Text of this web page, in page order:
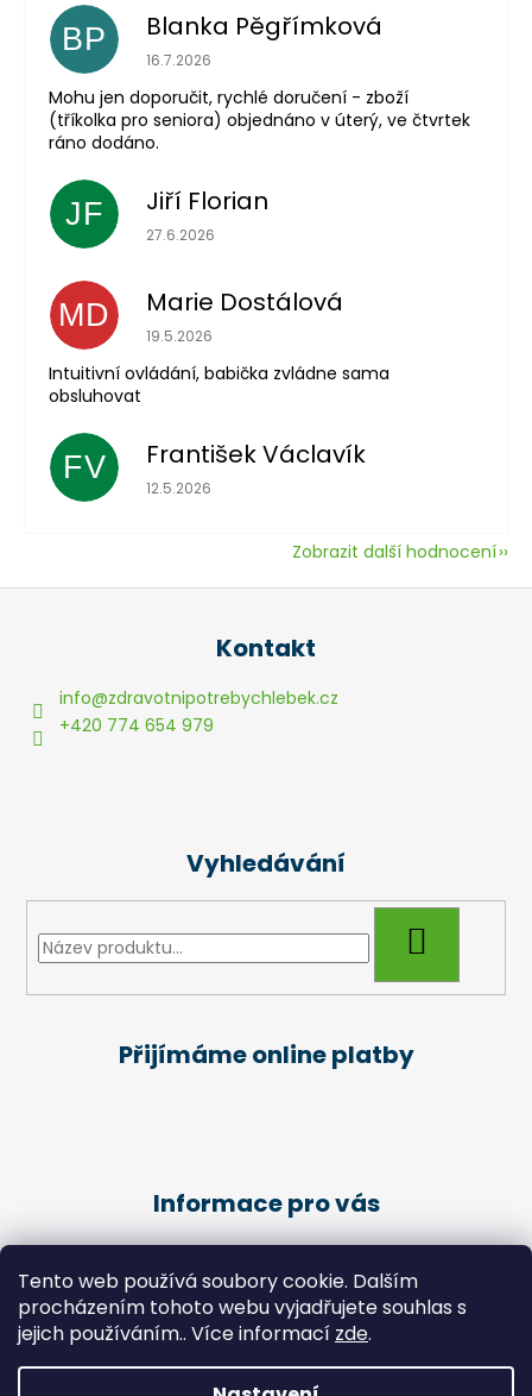
Tento web používá soubory cookie. Dalším
procházením tohoto webu vyjadřujete souhlas s
jejich používáním.. Více informací zde.
BP Blanka Pěgřímková
Hodnocení obchodu je 5 z 5 hvězdiček.
16.7.2026
Mohu jen doporučit, rychlé doručení - zboží
(tříkolka pro seniora) objednáno v úterý, ve čtvrtek
ráno dodáno.
JF Jiří Florian
Hodnocení obchodu je 5 z 5 hvězdiček.
27.6.2026
MD Marie Dostálová
Hodnocení obchodu je 5 z 5 hvězdiček.
19.5.2026
Intuitivní ovládání, babička zvládne sama
obsluhovat
FV František Václavík
Hodnocení obchodu je 5 z 5 hvězdiček.
12.5.2026
Zobrazit další hodnocení
Kontakt
info@zdravotnipotrebychlebek.cz
+420 774 654 979
Vyhledávání
Přijímáme online platby
Informace pro vás
Podmínky ochrany osobních údajů
Kariéra
Péče o klienty - Pedikúra